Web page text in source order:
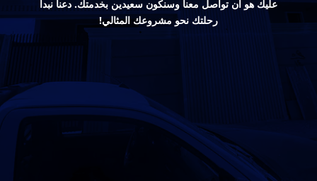
عليك هو أن تواصل معنا وسنكون سعيدين بخدمتك. دعنا نبدأ
رحلتك نحو مشروعك المثالي!